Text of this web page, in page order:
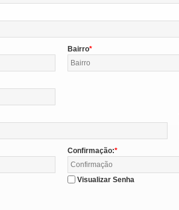
Bairro
Confirmação:
Visualizar Senha